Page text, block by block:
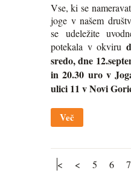
Vse, ki se
joge v našem
se udeležite
potekala v okviru
sredo, dne
in 20.30 uro v
ulici 11 v Novi
Več
< < 5 6 7